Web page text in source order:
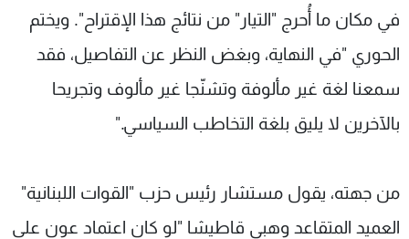
في مكان ما أُحرج "التيار" من نتائج هذا الإقتراح". ويختم
الحوري "في النهاية، وبغض النظر عن التفاصيل، فقد
سمعنا لغة غير مألوفة وتشنّجا غير مألوف وتجريحا
بالآخرين لا يليق بلغة التخاطب السياسي."
من جهته، يقول مستشار رئيس حزب "القوات اللبنانية"
العميد المتقاعد وهبي قاطيشا "لو كان اعتماد عون على